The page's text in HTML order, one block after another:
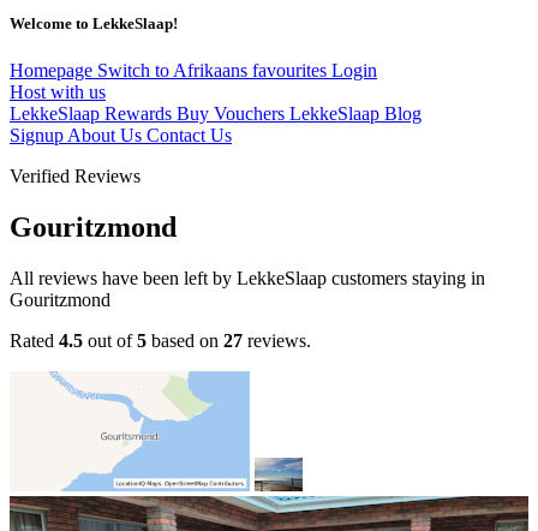
Welcome to LekkeSlaap!
Homepage Switch to Afrikaans favourites Login
Host with us
LekkeSlaap Rewards Buy Vouchers LekkeSlaap Blog
Signup About Us Contact Us
Verified Reviews
Gouritzmond
All reviews have been left by LekkeSlaap customers staying in
Gouritzmond
Rated 4.5 out of5 based on 27 reviews.